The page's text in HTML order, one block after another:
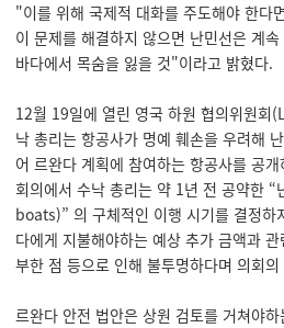
"이를 위해 국제적 대화를 주도해야 한다
이 문제를 해결하지 않으면 난민선은 계
바다에서 목숨을 잃을 것"이라고 밝혔다.
12월 19일에 열린 영국 하원 협의위원
낙 총리는 항공사가 명예 훼손을 우려해
어 르완다 계획에 참여하는 항공사를 공
회의에서 수낙 총리는 약 1년 전 공약한
boats)” 의 구체적인 이행 시기를 결정하
다에게 지불해야하는 예상 추가 금액과
부한 점 등으로 인해 불투명하다며 의회
르완다 안전 법안은 상원 검토를 거쳐야